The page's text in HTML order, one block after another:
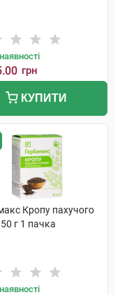
грн
КУПИТИ
Кропу пахучого
г 1 пачка